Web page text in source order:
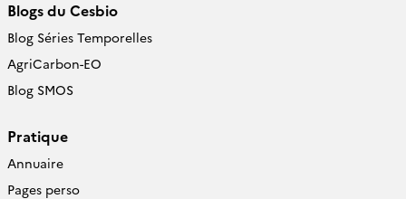
Blogs du Cesbio
Blog Séries Temporelles
AgriCarbon-EO
Blog SMOS
Pratique
Annuaire
Pages perso